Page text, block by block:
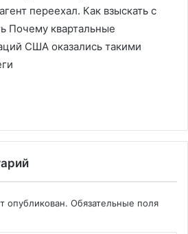
переехал. Как взыскать с
Почему квартальные
США оказались такими
опубликован. Обязательные поля